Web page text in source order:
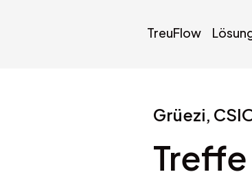
TreuFlow
Grüezi,